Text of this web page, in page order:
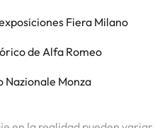
Fiera Milano
de Alfa Romeo
Nazionale Monza